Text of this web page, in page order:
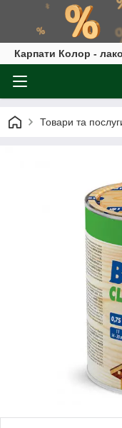
Карпати Колор -
Товари та